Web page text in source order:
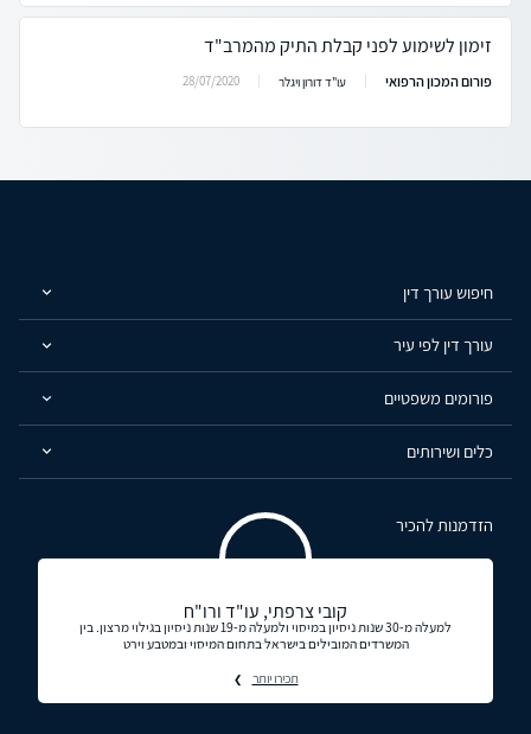
זימון לשימוע לפני קבלת התיק מהמרב"ד
פורום המכון הרפואי עו"ד דורון ויגלר 28/07/2020
חיפוש עורך דין
עורך דין לפי עיר
פורומים משפטיים
כלים ושירותים
הזדמנות להכיר
קובי צרפתי, עו"ד ורו"ח
למעלה מ-30 שנות ניסיון במיסוי ולמעלה מ-19 שנות ניסיון בגילוי מרצון. בין
המשרדים המובילים בישראל בתחום המיסוי ובמטבע וירט
תכירו יותר